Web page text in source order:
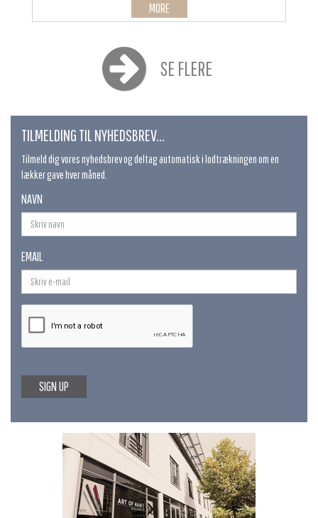
MORE
SE FLERE
TILMELDING TIL NYHEDSBREV...
Tilmeld dig vores nyhedsbrev og deltag automatisk i lodtrækningen om en
lækker gave hver måned.
NAVN
EMAIL
SIGN UP